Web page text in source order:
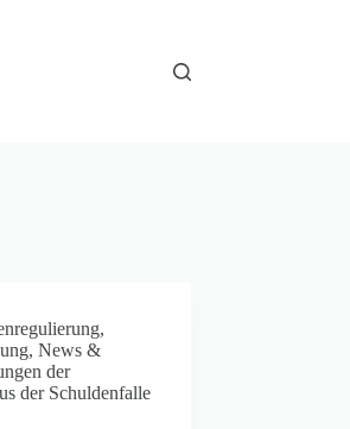
,
,News &
der
der Schuldenfalle